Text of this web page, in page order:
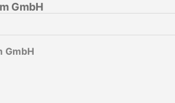
GmbH
GmbH